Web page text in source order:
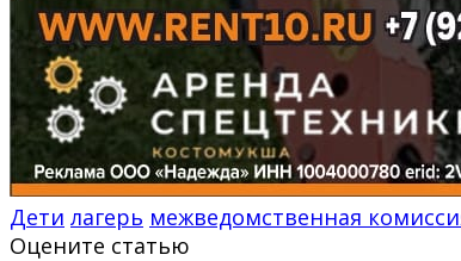
Дети лагерь межведомственная
Оцените статью